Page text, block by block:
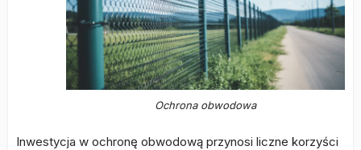
Ochrona obwodowa
Inwestycja w ochronę obwodową przynosi liczne korzyści